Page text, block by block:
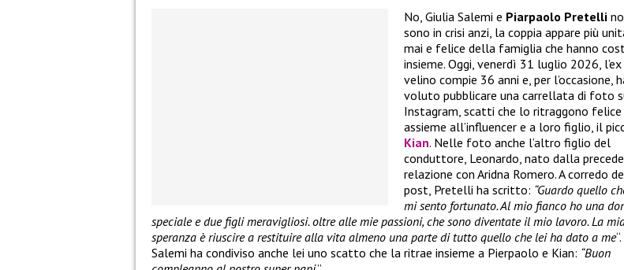
No, Giulia Salemi e Piarpaolo Pretelli
sono in crisi anzi, la coppia appare più
mai e felice della famiglia che hanno
insieme. Oggi, venerdì 31 luglio 2026, l’ex
velino compie 36 anni e, per l’occasione,
voluto pubblicare una carrellata di foto
Instagram, scatti che lo ritraggono felice
assieme all’influencer e a loro figlio, il
Kian. Nelle foto anche l’altro figlio del
conduttore, Leonardo, nato dalla
relazione con Aridna Romero. A corredo
post, Pretelli ha scritto: “Guardo quello
mi sento fortunato. Al mio fianco ho una
speciale e due figli meravigliosi. oltre alle mie passioni, che sono diventate il mio lavoro. La
speranza è riuscire a restituire alla vita almeno una parte di tutto quello che lei ha dato a me
Salemi ha condiviso anche lei uno scatto che la ritrae insieme a Pierpaolo e Kian: “Buon